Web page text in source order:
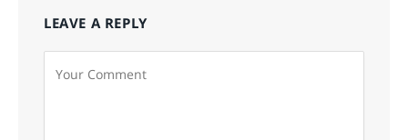
LEAVE A REPLY